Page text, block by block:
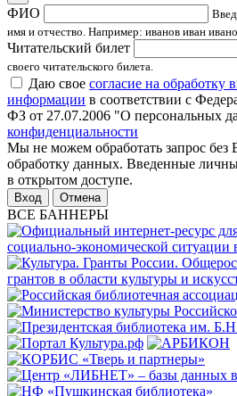
ФИО
имя и отчество. Например: иванов иван
Читательский билет
своего читательского билета.
Даю свое согласие на обработку
информации в соответствии с
ФЗ от 27.07.2006 "О персональных
конфиденциальности
Мы не можем обработать запрос без
обработку данных. Введенные
в открытом доступе.
Отмена
ВСЕ БАННЕРЫ